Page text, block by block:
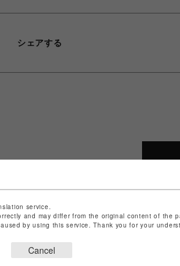
シェアする
service.
and may differ from the original content of the
by using this service. Thank you for your
Cancel